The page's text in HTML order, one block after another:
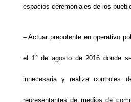
espacios ceremoniales de los
– Actuar prepotente en operativo
el 1° de agosto de 2016 donde
innecesaria y realiza controles
representantes de medios de